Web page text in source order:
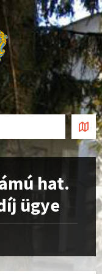
hat.
ügye